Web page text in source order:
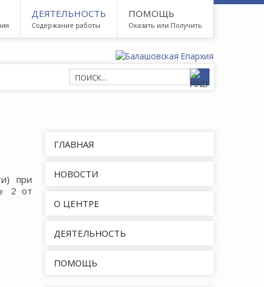
ДЕЯТЕЛЬНОСТЬ
Содержание работы
ПОМОЩЬ
Оказать или Получить
при
№ 2 от
ГЛАВНАЯ
НОВОСТИ
О ЦЕНТРЕ
ДЕЯТЕЛЬНОСТЬ
ПОМОЩЬ